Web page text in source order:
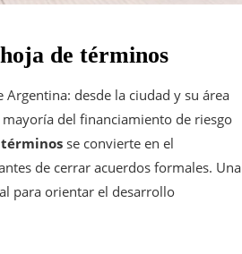
de términos
desde la ciudad y su área
del financiamiento de riesgo
se convierte en el
de cerrar acuerdos formales. Una
para orientar el desarrollo